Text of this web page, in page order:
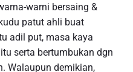
warni bersaing &
patut ahli buat
adil put, masa kaya
serta bertumbukan dgn
Walaupun demikian,